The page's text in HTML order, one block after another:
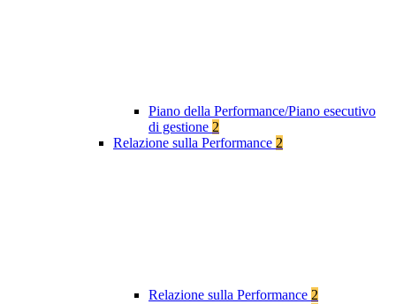
Piano della Performance/Piano esecutivo
di gestione 2
Relazione sulla Performance 2
Relazione sulla Performance 2